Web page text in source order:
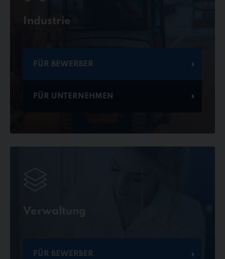
Industrie
FÜR BEWERBER
FÜR UNTERNEHMEN
Verwaltung
FÜR BEWERBER